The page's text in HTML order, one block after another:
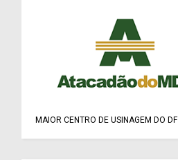
MAIOR CENTRO DE USINAGEM DO DF